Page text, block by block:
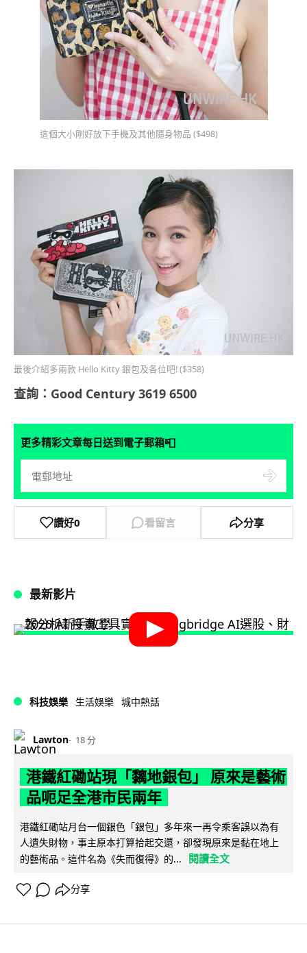
這個大小剛好放下手機及其他隨身物品 ($498)
最後介紹多兩款 Hello Kitty 銀包及各位吧! ($358)
查詢：Good Century 3619 6500
更多精彩文章每日送到電子郵箱📮
讚好0 看留言 分享
最新影片
科技娛樂 生活娛樂 城中熱話
Lawton 18 分
港鐵紅磡站現「黐地銀包」 原來是藝術
品呃足全港市民兩年
港鐵紅磡站月台一個銀色「銀包」多年來一再令乘客誤以為有
人遺失財物，事主原本打算拾起交還，卻發現原來是黏在地上
的藝術品。這件名為《失而復得》的...
閱讀全文
分享